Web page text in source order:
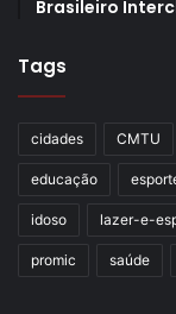
Brasileiro
Tags
cidades CMTU
educação
idoso lazer-e-
promic saúde